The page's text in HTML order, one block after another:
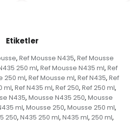
Etiketler
, Ref Mousse N435, Ref Mousse
250 ml, Ref Mousse N435 ml, Ref
250 ml, Ref Mousse ml, Ref N435, Ref
ml, Ref N435 ml, Ref 250, Ref 250 ml,
N435, Mousse N435 250, Mousse
ml, Mousse 250, Mousse 250 ml,
250, N435 250 ml, N435 ml, 250 ml,